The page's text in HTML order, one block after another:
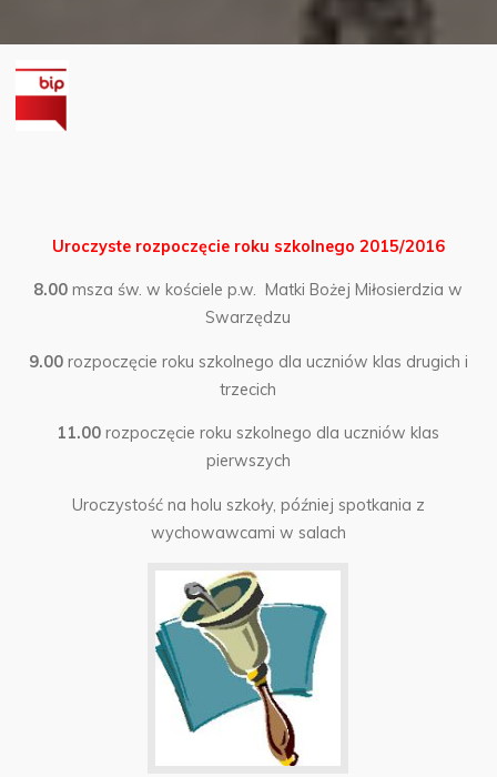
Uroczyste rozpoczęcie roku szkolnego 2015/2016
8.00 msza św. w kościele p.w. Matki Bożej Miłosierdzia w
Swarzędzu
9.00 rozpoczęcie roku szkolnego dla uczniów klas drugich i
trzecich
11.00 rozpoczęcie roku szkolnego dla uczniów klas
pierwszych
Uroczystość na holu szkoły, później spotkania z
wychowawcami w salach